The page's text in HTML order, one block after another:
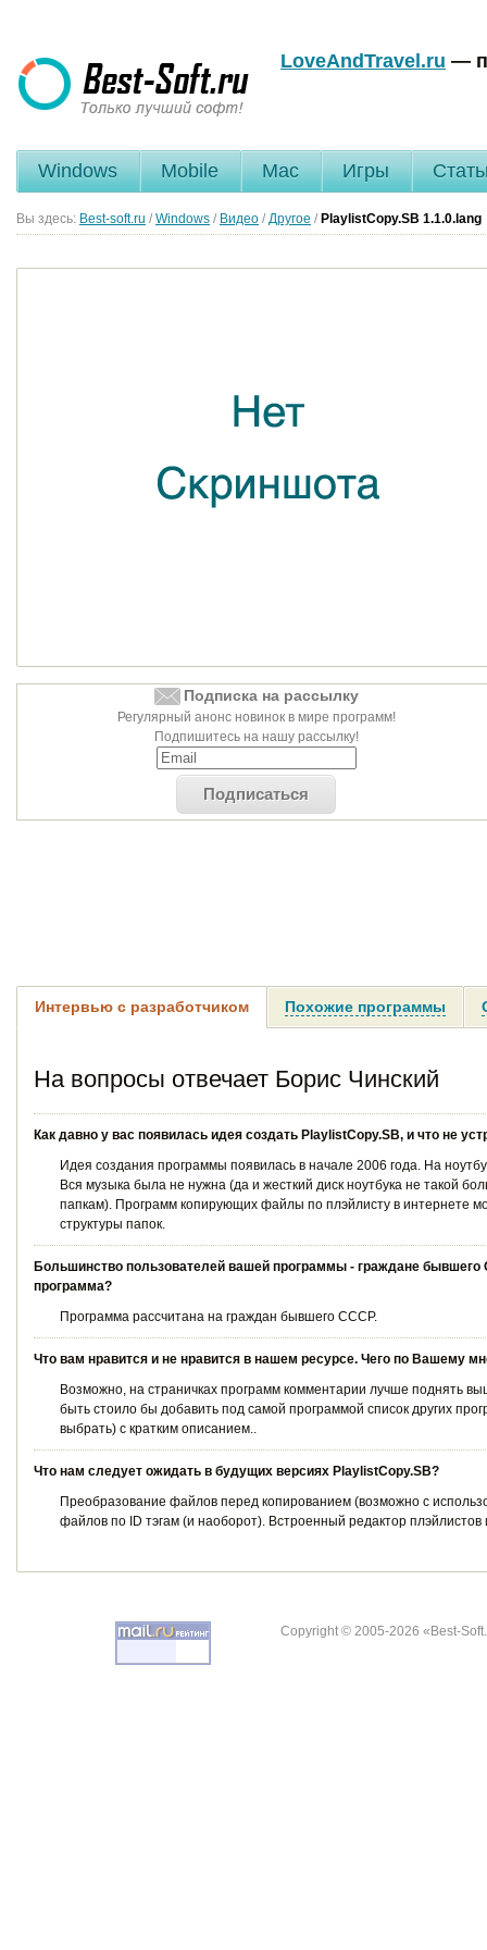
LoveAndTravel.ru —
Windows Mobile Mac Игры
Вы здесь: Best-soft.ru / Windows / Видео / Другое / PlaylistCopy.SB 1.1.0.lang
Подписка на рассылку
Регулярный анонс новинок в мире программ!
Подпишитесь на нашу рассылку!
Подписаться
Интервью с разработчиком Похожие программы
На вопросы отвечает Борис Чинский
Как давно у вас появилась идея создать PlaylistCopy.SB, и что не
Идея создания программы появилась в начале 2006 года. На
Вся музыка была не нужна (да и жесткий диск ноутбука не такой
папкам). Программ копирующих файлы по плэйлисту в интернете
структуры папок.
Большинство пользователей вашей программы - граждане
программа?
Программа рассчитана на граждан бывшего СССР.
Что вам нравится и не нравится в нашем ресурсе. Чего по Вашему
Возможно, на страничках программ комментарии лучше поднять
быть стоило бы добавить под самой программой список других
выбрать) с кратким описанием..
Что нам следует ожидать в будущих версиях PlaylistCopy.SB?
Преобразование файлов перед копированием (возможно с
файлов по ID тэгам (и наоборот). Встроенный редактор
Copyright © 2005-2026 «Best-